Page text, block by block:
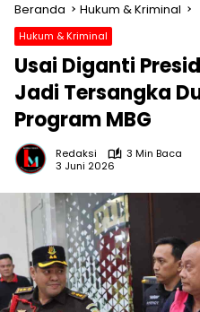
Beranda Hukum & Kriminal
Hukum & Kriminal
Usai Diganti
Jadi Tersangka
Program MBG
Redaksi
3 Min Baca
3 Juni 2026